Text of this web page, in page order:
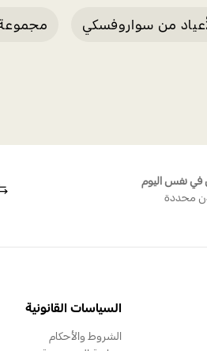
من سواروفسكي
في نفس اليوم
محددة
السياسات القانونية
الشروط والأحكام